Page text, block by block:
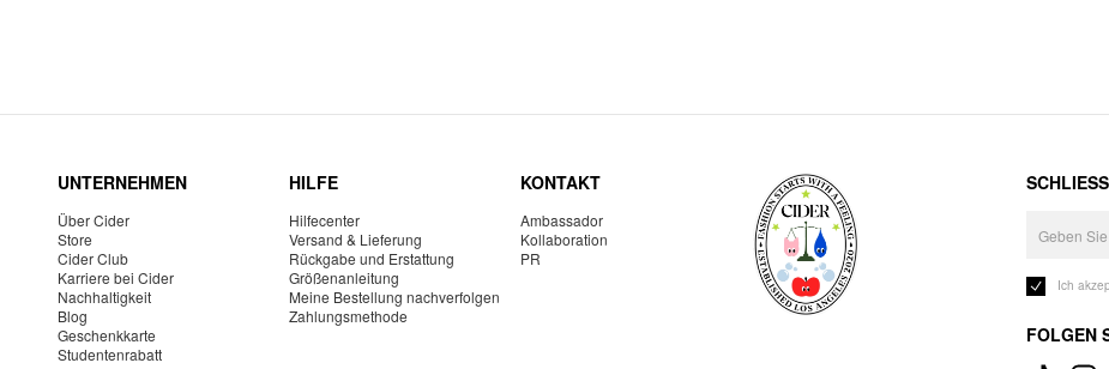
UNTERNEHMEN
Über Cider
Store
Cider Club
Karriere bei Cider
Nachhaltigkeit
Blog
Geschenkkarte
Studentenrabatt
HILFE
Hilfecenter
Versand & Lieferung
Rückgabe und Erstattung
Größenanleitung
Meine Bestellung nachverfolgen
Zahlungsmethode
KONTAKT
Ambassador
Kollaboration
PR
Ich
FOLGEN